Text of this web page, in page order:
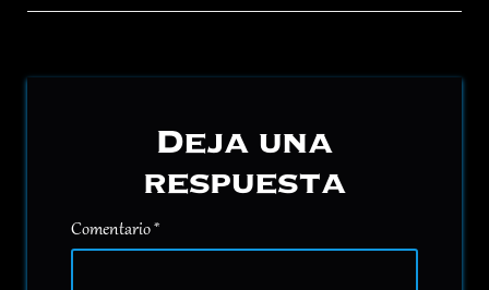
Deja una
respuesta
Comentario*